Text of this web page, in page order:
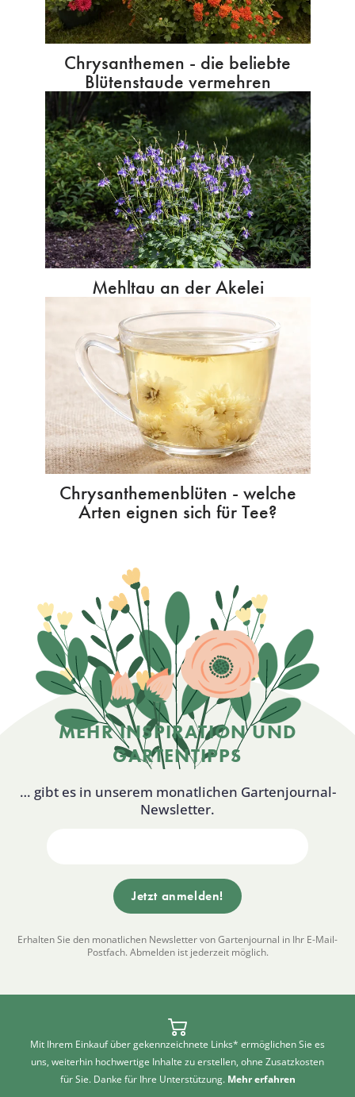
Chrysanthemen - die beliebte
Blütenstaude vermehren
Mehltau an der Akelei
Chrysanthemenblüten - welche
Arten eignen sich für Tee?
MEHR INSPIRATION UND
GARTENTIPPS
… gibt es in unserem monatlichen Gartenjournal-
Newsletter.
Erhalten Sie den monatlichen Newsletter von Gartenjournal in Ihr E-Mail-
Postfach. Abmelden ist jederzeit möglich.
Mit Ihrem Einkauf über gekennzeichnete Links* ermöglichen Sie es
uns, weiterhin hochwertige Inhalte zu erstellen, ohne Zusatzkosten
für Sie. Danke für Ihre Unterstützung. Mehr erfahren